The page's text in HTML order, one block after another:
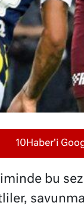
10Haber'i
bu